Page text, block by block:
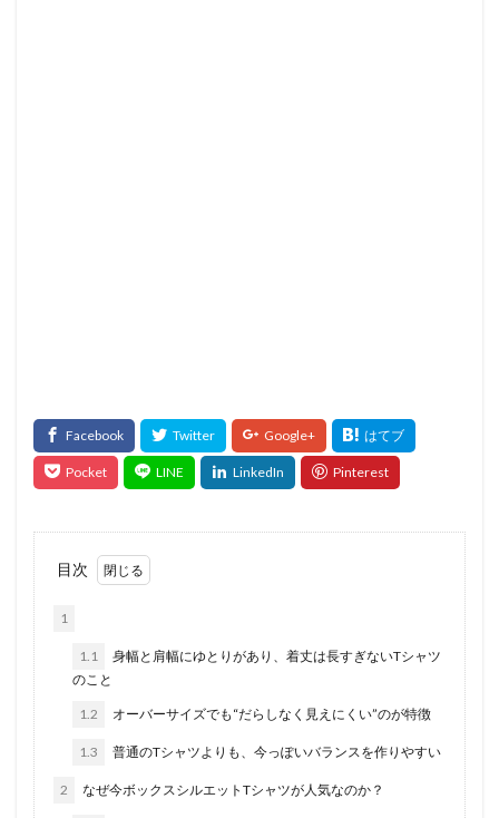
目次
1
1.1
身幅と肩幅にゆとりがあり、着丈は長すぎないTシャツ
のこと
1.2 オーバーサイズでも“だらしなく見えにくい”のが特徴
1.3 普通のTシャツよりも、今っぽいバランスを作りやすい
2 なぜ今ボックスシルエットTシャツが人気なのか？